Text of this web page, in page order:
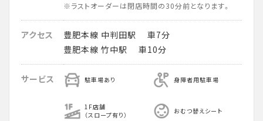
※ラストオーダーは閉店時間の30分前となります。
アクセス
豊肥本線 中判田駅 車7分
豊肥本線 竹中駅 車10分
サービス 駐車場あり 身障者用駐車場
1F店舗
（スロープ有り）
おむつ替えシート